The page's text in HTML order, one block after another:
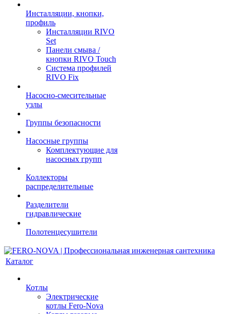
Инсталляции, кнопки,
профиль
Инсталляции RIVO
Set
Панели смыва /
кнопки RIVO Touch
Система профилей
RIVO Fix
Насосно-смесительные
узлы
Группы безопасности
Насосные группы
Комплектующие для
насосных групп
Коллекторы
распределительные
Разделители
гидравлические
Полотенцесушители
Каталог
Котлы
Электрические
котлы Fero-Nova